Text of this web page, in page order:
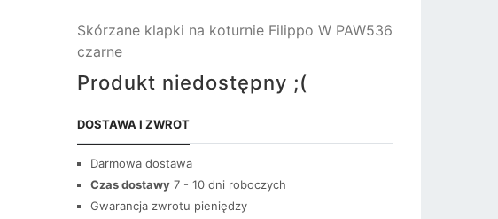
Skórzane klapki na koturnie Filippo W PAW536
czarne
Produkt niedostępny ;(
DOSTAWA I ZWROT
Darmowa dostawa
Czas dostawy 7 - 10 dni roboczych
Gwarancja zwrotu pieniędzy